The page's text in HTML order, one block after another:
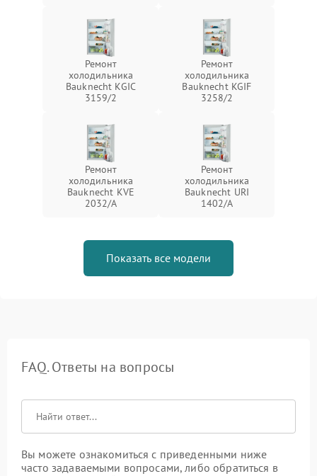
Ремонт
холодильника
Bauknecht KGIC
3159/2
Ремонт
холодильника
Bauknecht KGIF
3258/2
Ремонт
холодильника
Bauknecht KVE
2032/A
Ремонт
холодильника
Bauknecht URI
1402/A
Показать все модели
FAQ. Ответы на вопросы
Вы можете ознакомиться с приведенными ниже
часто задаваемыми вопросами, либо обратиться в